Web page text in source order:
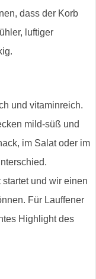
dass der Korb
luftiger
und vitaminreich.
mild-süß und
im Salat oder im
und wir einen
Für Lauffener
Highlight des